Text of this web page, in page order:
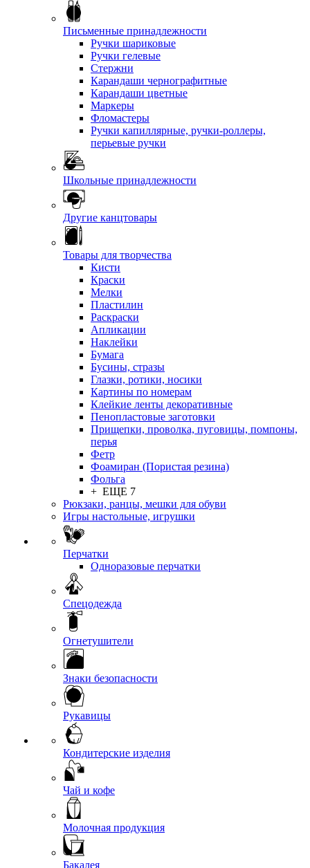
Письменные принадлежности
Ручки шариковые
Ручки гелевые
Стержни
Карандаши чернографитные
Карандаши цветные
Маркеры
Фломастеры
Ручки капиллярные, ручки-роллеры,
перьевые ручки
Школьные принадлежности
Другие канцтовары
Товары для творчества
Кисти
Краски
Мелки
Пластилин
Раскраски
Апликации
Наклейки
Бумага
Бусины, стразы
Глазки, ротики, носики
Картины по номерам
Клейкие ленты декоративные
Пенопластовые заготовки
Прищепки, проволка, пуговицы, помпоны,
перья
Фетр
Фоамиран (Пористая резина)
Фольга
+ ЕЩЕ 7
Рюкзаки, ранцы, мешки для обуви
Игры настольные, игрушки
Перчатки
Одноразовые перчатки
Спецодежда
Огнетушители
Знаки безопасности
Рукавицы
Кондитерские изделия
Чай и кофе
Молочная продукция
Бакалея